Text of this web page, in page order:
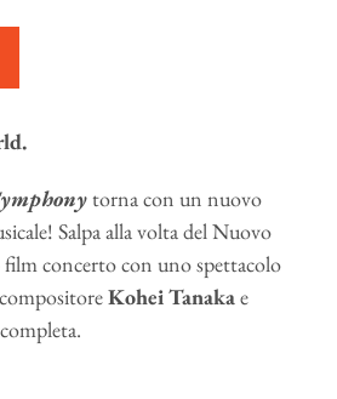
torna con un nuovo
Salpa alla volta del Nuovo
concerto con uno spettacolo
Kohei Tanakae